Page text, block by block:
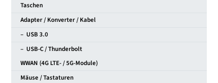
Taschen
Adapter / Konverter / Kabel
– USB 3.0
– USB-C / Thunderbolt
WWAN (4G LTE- / 5G-Module)
Mäuse / Tastaturen